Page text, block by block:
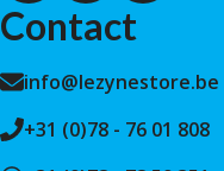
Contact
info@lezynestore.be
+31 (0)78 - 76 01 808